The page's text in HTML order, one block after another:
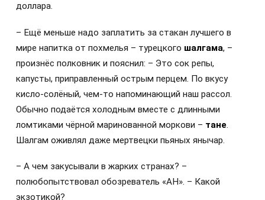
доллара.
– Ещё меньше надо заплатить за стакан лучшего в
мире напитка от похмелья – турецкого шалгама, –
произнёс полковник и пояснил: – Это сок репы,
капусты, приправленный острым перцем. По вкусу
кисло-солёный, чем-то напоминающий наш рассол.
Обычно подаётся холодным вместе с длинными
ломтиками чёрной маринованной моркови – тане.
Шалгам оживлял даже мертвецки пьяных янычар.
– А чем закусывали в жарких странах? –
полюбопытствовал обозреватель «АН». – Какой
экзотикой?